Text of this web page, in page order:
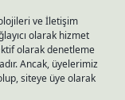
ve İletişim
olarak hizmet
olarak denetleme
Ancak, üyelerimiz
siteye üye olarak